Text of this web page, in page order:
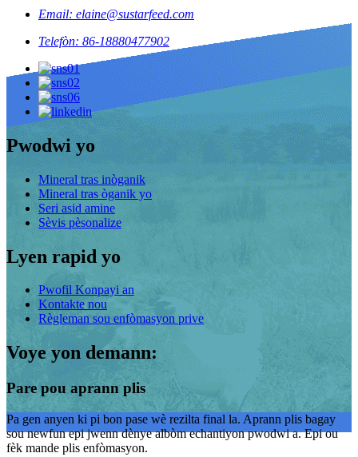
Email: elaine@sustarfeed.com
Telefòn: 86-18880477902
Pwodwi yo
Mineral tras inòganik
Mineral tras òganik yo
Seri asid amine
Sèvis pèsonalize
Lyen rapid yo
Pwofil Konpayi an
Kontakte nou
Règleman sou enfòmasyon prive
Voye yon demann:
Pare pou aprann plis
Pa gen anyen ki pi bon pase wè rezilta final la. Aprann plis bagay
sou newfun epi jwenn dènye albòm echantiyon pwodwi a. Epi ou
fèk mande plis enfòmasyon.